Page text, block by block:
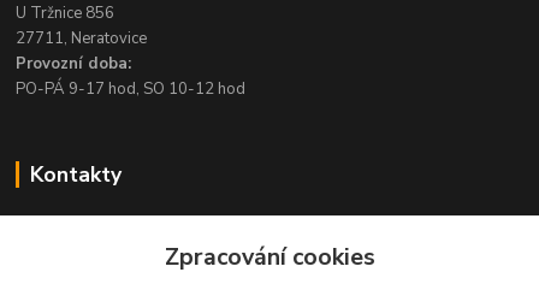
U Tržnice 856
27711, Neratovice
Provozní doba:
PO-PÁ 9-17 hod, SO 10-12 hod
Kontakty
PO-PÁ / 9-17 hod, SO 10-12 hodZpracování cookies